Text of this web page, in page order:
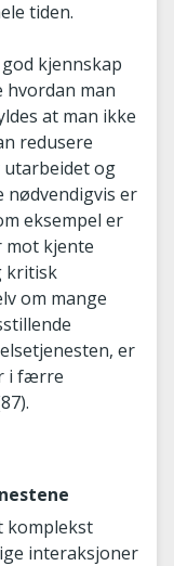
tiden.
kjennskap
hvordan man
at man ikke
redusere
og
nødvendigvis er
eksempel er
mot kjente
kritisk
om mange
er
i færre
komplekst
interaksjoner